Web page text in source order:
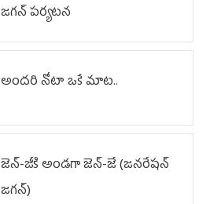
జగన్‌ పర్యటన
అందరి నోటా ఒకే మాట..
జెన్‌-జీకి అండగా జెన్‌-జే (జనరేషన్
జగన్)